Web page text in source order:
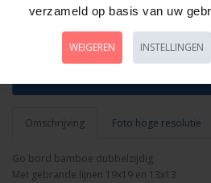
Aantal
Omschrijving Foto hoge resolutie
Go bord bamboe dubbelzijdig
Met gebrande lijnen 19x19 en 13x13
verzameld op basis van uw
WEIGEREN INSTELLINGEN